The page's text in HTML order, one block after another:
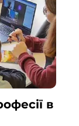
в